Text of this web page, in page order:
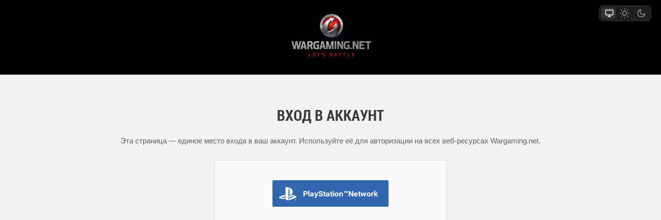
ВХОД В АККАУНТ
Эта страница — единое место входа в ваш аккаунт. Используйте её для авторизации на всех веб-ресурсах Wargaming.net.
PlayStation™Network